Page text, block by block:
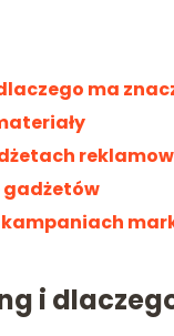
ma
gadżetów
i